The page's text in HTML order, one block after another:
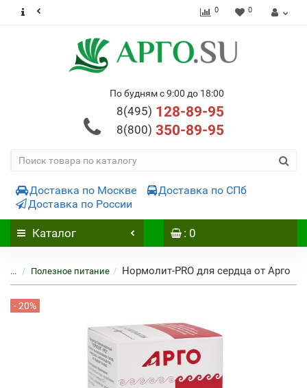
0 0
По будням с 9:00 до 18:00
8(495) 128-89-95
8(800) 350-89-95
Доставка по Москве
Доставка по СПб
Доставка по России
Каталог : 0
... Полезное питание Нормолит-PRO для сердца от Арго
- 20%